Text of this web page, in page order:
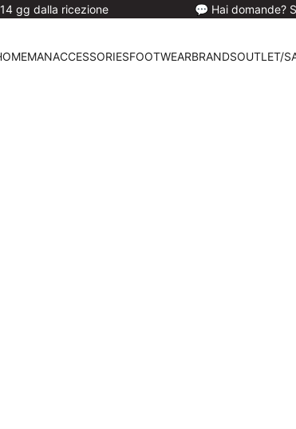
💬 Hai domande? Supporto via
MANACCESSORIESFOOTWEARBRANDSOUTLET/